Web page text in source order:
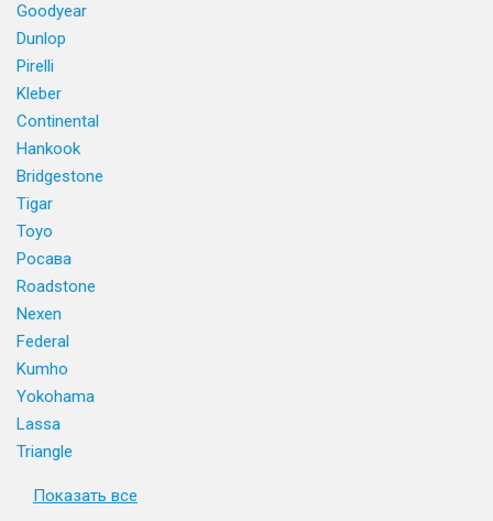
Goodyear
Dunlop
Pirelli
Kleber
Continental
Hankook
Bridgestone
Tigar
Toyo
Росава
Roadstone
Nexen
Federal
Kumho
Yokohama
Lassa
Triangle
Показать все